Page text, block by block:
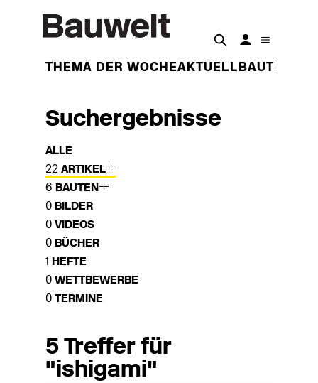
THEMA DER WOCHEAKTUELL BAUTEN
Suchergebnisse
ALLE
22 ARTIKEL
6 BAUTEN
0 BILDER
0 VIDEOS
0 BÜCHER
1 HEFTE
0 WETTBEWERBE
0 TERMINE
5 Treffer für
"ishigami"